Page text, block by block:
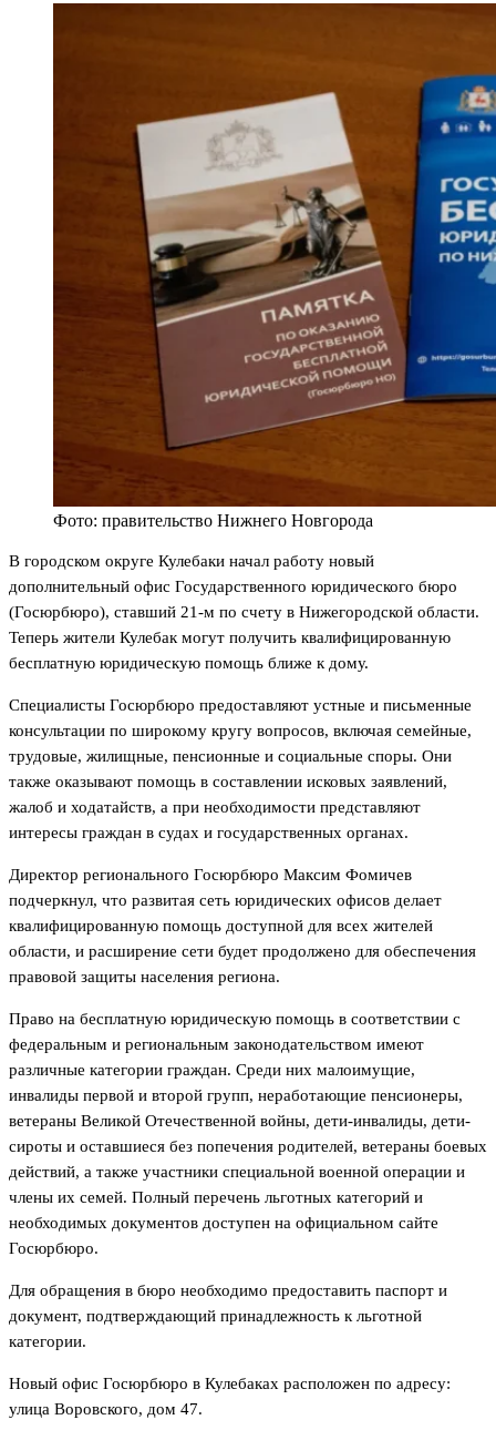
Фото: правительство Нижнего Новгорода
В городском округе Кулебаки начал работу новый
дополнительный офис Государственного юридического бюро
(Госюрбюро), ставший 21-м по счету в Нижегородской области.
Теперь жители Кулебак могут получить квалифицированную
бесплатную юридическую помощь ближе к дому.
Специалисты Госюрбюро предоставляют устные и письменные
консультации по широкому кругу вопросов, включая семейные,
трудовые, жилищные, пенсионные и социальные споры. Они
также оказывают помощь в составлении исковых заявлений,
жалоб и ходатайств, а при необходимости представляют
интересы граждан в судах и государственных органах.
Директор регионального Госюрбюро Максим Фомичев
подчеркнул, что развитая сеть юридических офисов делает
квалифицированную помощь доступной для всех жителей
области, и расширение сети будет продолжено для обеспечения
правовой защиты населения региона.
Право на бесплатную юридическую помощь в соответствии с
федеральным и региональным законодательством имеют
различные категории граждан. Среди них малоимущие,
инвалиды первой и второй групп, неработающие пенсионеры,
ветераны Великой Отечественной войны, дети-инвалиды, дети-
сироты и оставшиеся без попечения родителей, ветераны боевых
действий, а также участники специальной военной операции и
члены их семей. Полный перечень льготных категорий и
необходимых документов доступен на официальном сайте
Госюрбюро.
Для обращения в бюро необходимо предоставить паспорт и
документ, подтверждающий принадлежность к льготной
категории.
Новый офис Госюрбюро в Кулебаках расположен по адресу:
улица Воровского, дом 47.